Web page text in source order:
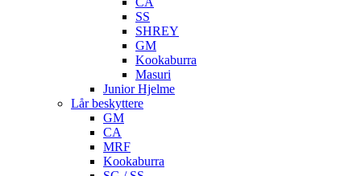
SS
SHREY
GM
Kookaburra
Masuri
Junior Hjelme
Lår beskyttere
GM
CA
MRF
Kookaburra